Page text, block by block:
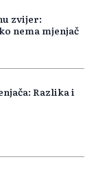
zvijer:
nema mjenjač
Razlika i